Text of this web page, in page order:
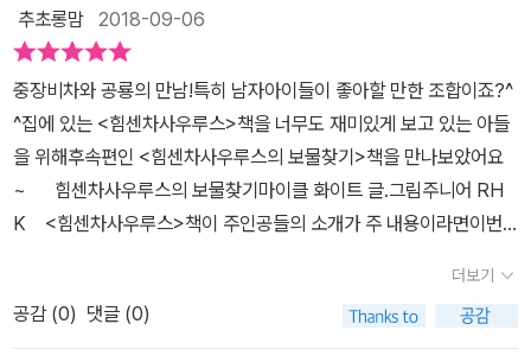
책을 읽고 작성한 리뷰입니다
추초롱맘 2018-09-06
중장비차와 공룡의 만남!특히 남자아이들이 좋아할 만한 조합이죠?^
^집에 있는 <힘센차사우루스>책을 너무도 재미있게 보고 있는 아들
을 위해후속편인 <힘센차사우루스의 보물찾기>책을 만나보았어요
~ 힘센차사우루스의 보물찾기마이클 화이트 글.그림주니어 RH
K <힘센차사우루스>책이 주인공들의 소개가 주 내용이라면이번
내용이예요.스토리가 있으니 더욱 재미있을것 같은 예감!^^ 열
심히 일한 힘센차사우루스들이 보물찾기 여행을 떠난대요.헌데 쓰러
진 나무가 길을 막고 있네요.이들은 어떻게 해결할까요? 자석
더보기
공감 (0) 댓글 (0)